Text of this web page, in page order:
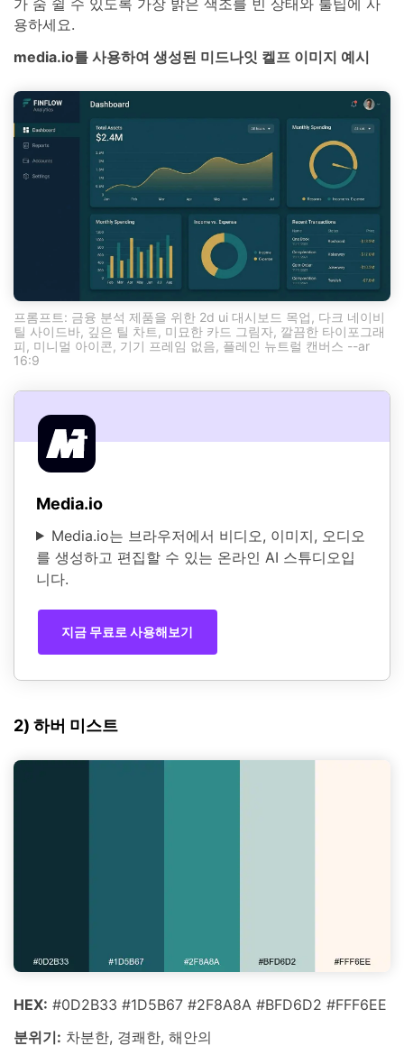
가 숨 쉴 수 있도록 가장 밝은 색조를 빈 상태와 툴팁에 사
용하세요.
media.io를 사용하여 생성된 미드나잇 켈프 이미지 예시
프롬프트: 금융 분석 제품을 위한 2d ui 대시보드 목업, 다크 네이비
틸 사이드바, 깊은 틸 차트, 미묘한 카드 그림자, 깔끔한 타이포그래
피, 미니멀 아이콘, 기기 프레임 없음, 플레인 뉴트럴 캔버스 --ar
16:9
Media.io
Media.io는 브라우저에서 비디오, 이미지, 오디오
를 생성하고 편집할 수 있는 온라인 AI 스튜디오입
니다.
지금 무료로 사용해보기
2) 하버 미스트
HEX: #0D2B33 #1D5B67 #2F8A8A #BFD6D2 #FFF6EE
분위기: 차분한, 경쾌한, 해안의